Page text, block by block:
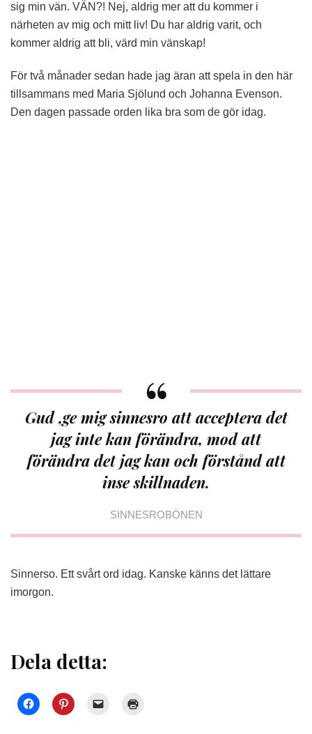
sig min vän. VÄN?! Nej, aldrig mer att du kommer i
närheten av mig och mitt liv! Du har aldrig varit, och
kommer aldrig att bli, värd min vänskap!
För två månader sedan hade jag äran att spela in den här
tillsammans med Maria Sjölund och Johanna Evenson.
Den dagen passade orden lika bra som de gör idag.
Gud ,ge mig sinnesro att acceptera det
jag inte kan förändra, mod att
förändra det jag kan och förstånd att
inse skillnaden.
SINNESROBÖNEN
Sinnerso. Ett svårt ord idag. Kanske känns det lättare
imorgon.
Dela detta: